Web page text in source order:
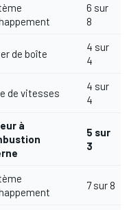
6 sur
8
de boîte
4 sur
4
de vitesses
4 sur
4
à
5 sur
3
7 sur 8